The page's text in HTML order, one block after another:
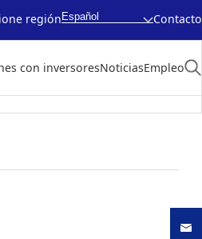
regiónEspañol Contacto
con inversoresNoticiasEmpleo